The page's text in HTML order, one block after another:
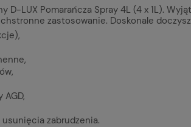
Cena nie zawiera ewentualnych kosztów
płatności
D-LUX Pomarańcza Spray 4L (4 x 1L).
zastosowanie. Doskonale
zabrudzenia.